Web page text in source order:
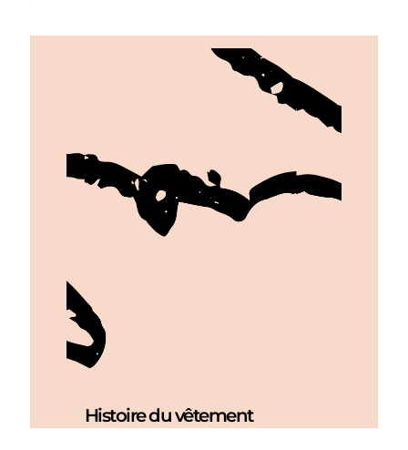
Histoire du vêtement